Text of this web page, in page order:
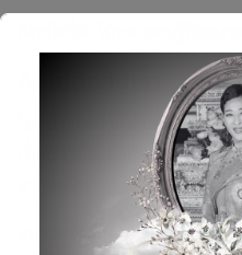
ไม่ว่าเราจะกำลังสับสน ผิดหวัง โ
เรื่องราวทั้งหมดออกมาได้โดย
หลายครั้งเพียงแค่การได้เล่าเรื่